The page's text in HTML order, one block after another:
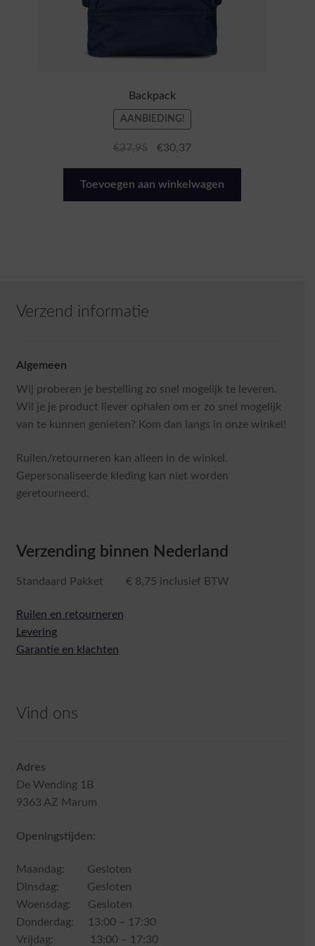
Backpack
AANBIEDING!
€37,95
Oorspronkelijke
was:
€37,95.
€30,37Huidige
is:
€30,37.
Toevoegen aan winkelwagen
Verzend informatie
Algemeen
Wij proberen je bestelling zo snel mogelijk te leveren.
Wil je je product liever ophalen om er zo snel mogelijk
van te kunnen genieten? Kom dan langs in onze winkel!
Ruilen/retourneren kan alleen in de winkel.
Gepersonaliseerde kleding kan niet worden
geretourneerd.
Verzending binnen Nederland
Standaard Pakket € 8,75 inclusief BTW
Ruilen en retourneren
Levering
Garantie en klachten
Vind ons
Adres
De Wending 1B
9363 AZ Marum
Openingstijden:
Maandag: Gesloten
Dinsdag: Gesloten
Woensdag: Gesloten
Donderdag: 13:00 – 17:30
Vrijdag: 13:00 – 17:30